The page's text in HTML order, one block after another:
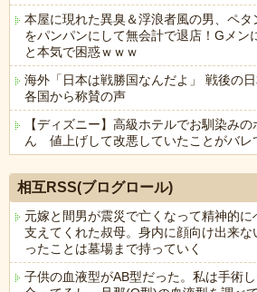
本屋に現れた異臭＆浮浪者風の男、ペ
をパンパンにして無会計で退店！Gメン
と本気で困惑ｗｗｗ
海外「日本は戦勝国なんだよ」 戦後の
各国から称賛の声
【ディズニー】高級ホテルでお馴染み
ん 値上げして改悪していたことがバレ
相互RSS(ブログロール)
元嫁と間男が震災で亡くなって精神的に
支えてくれた叔母。身内に顔向け出来な
ったことは墓場まで持っていく
子供の血液型がAB型だった。私は手術